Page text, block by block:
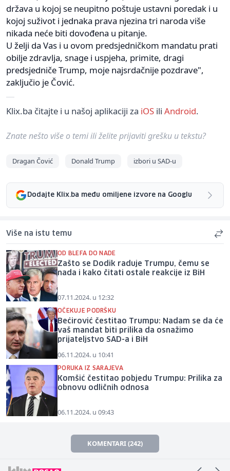
država u kojoj se neupitno poštuje ustavni poredak i u
kojoj suživot i jednaka prava njezina tri naroda više
nikada neće biti dovođena u pitanje.
U želji da Vas i u ovom predsjedničkom mandatu prati
obilje zdravlja, snage i uspjeha, primite, dragi
predsjedniče Trump, moje najsrdačnije pozdrave",
zaključio je Čović.
Klix.ba čitajte i u našoj aplikaciji za iOS ili Android.
Znate nešto više o temi ili želite prijaviti grešku u tekstu?
Dragan Čović Donald Trump izbori u SAD-u
Dodajte Klix.ba među omiljene izvore na Googlu
Više na istu temu
OD BLEFA DO NADE
Zašto se Dodik raduje Trumpu, čemu se
nada i kako čitati ostale reakcije iz BiH
07.11.2024. u 12:32
OČEKUJE PODRŠKU
Bećirović čestitao Trumpu: Nadam se da će
vaš mandat biti prilika da osnažimo
prijateljstvo SAD-a i BiH
06.11.2024. u 10:41
PORUKA IZ SARAJEVA
Komšić čestitao pobjedu Trumpu: Prilika za
obnovu odličnih odnosa
06.11.2024. u 09:43
KOMENTARI (242)